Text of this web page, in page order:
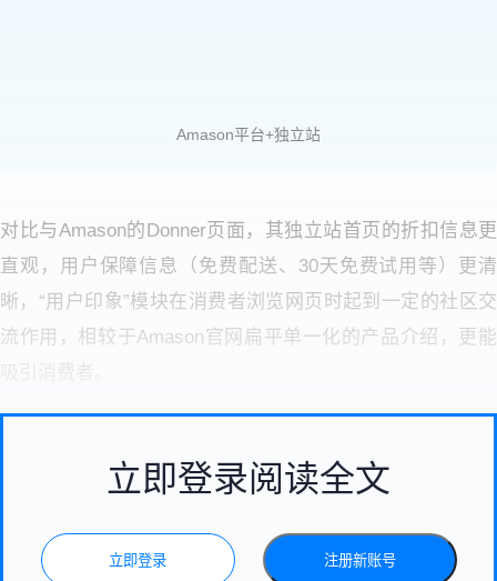
Amason平台+独立站
对比与Amason的Donner页面，其独立站首页的折扣信息更
直观，用户保障信息（免费配送、30天免费试用等）更清
晰，“用户印象”模块在消费者浏览网页时起到一定的社区交
流作用，相较于Amason官网扁平单一化的产品介绍，更能
立即登录阅读全文
立即登录 注册新账号